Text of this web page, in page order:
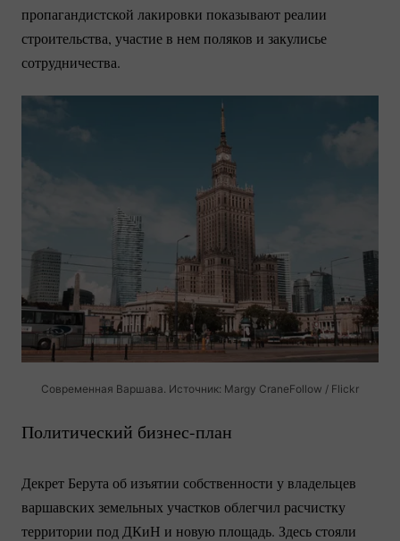
пропагандистской лакировки показывают реалии
строительства, участие в нем поляков и закулисье
сотрудничества.
Современная Варшава. Источник: Margy CraneFollow / Flickr
Политический бизнес-план
Декрет Берута об изъятии собственности у владельцев
варшавских земельных участков облегчил расчистку
территории под ДКиН и новую площадь. Здесь стояли